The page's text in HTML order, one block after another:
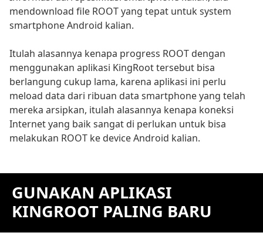
mendownload file ROOT yang tepat untuk system
smartphone Android kalian.
Itulah alasannya kenapa progress ROOT dengan
menggunakan aplikasi KingRoot tersebut bisa
berlangung cukup lama, karena aplikasi ini perlu
meload data dari ribuan data smartphone yang telah
mereka arsipkan, itulah alasannya kenapa koneksi
Internet yang baik sangat di perlukan untuk bisa
melakukan ROOT ke device Android kalian.
GUNAKAN APLIKASI
KINGROOT PALING BARU